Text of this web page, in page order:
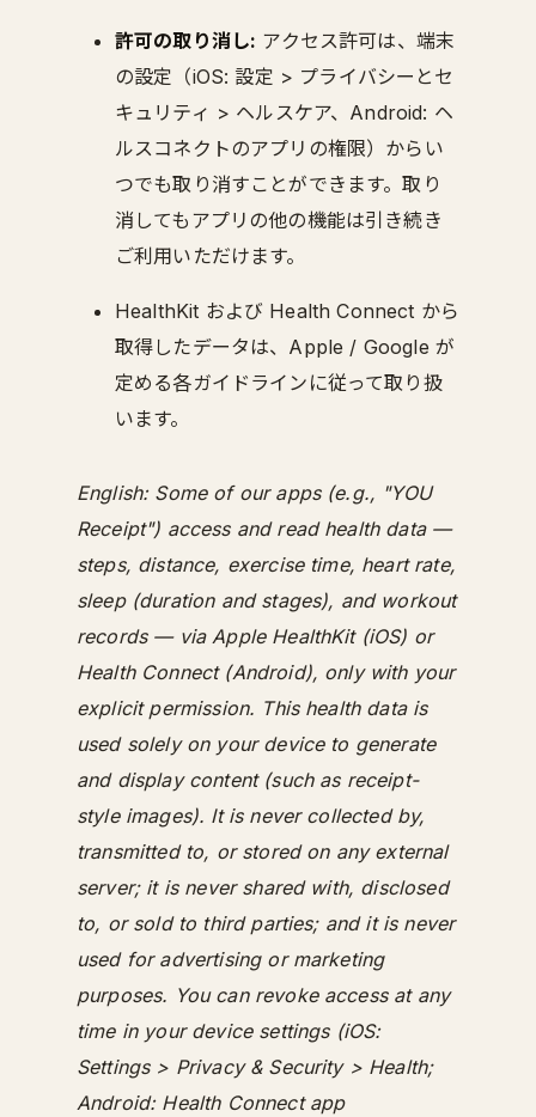
許可の取り消し: アクセス許可は、端末
の設定（iOS: 設定 > プライバシーとセ
キュリティ > ヘルスケア、Android: ヘ
ルスコネクトのアプリの権限）からい
つでも取り消すことができます。取り
消してもアプリの他の機能は引き続き
ご利用いただけます。
HealthKit および Health Connect から
取得したデータは、Apple / Google が
定める各ガイドラインに従って取り扱
います。
English: Some of our apps (e.g., "YOU
Receipt") access and read health data —
steps, distance, exercise time, heart rate,
sleep (duration and stages), and workout
records — via Apple HealthKit (iOS) or
Health Connect (Android), only with your
explicit permission. This health data is
used solely on your device to generate
and display content (such as receipt-
style images). It is never collected by,
transmitted to, or stored on any external
server; it is never shared with, disclosed
to, or sold to third parties; and it is never
used for advertising or marketing
purposes. You can revoke access at any
time in your device settings (iOS:
Settings > Privacy & Security > Health;
Android: Health Connect app